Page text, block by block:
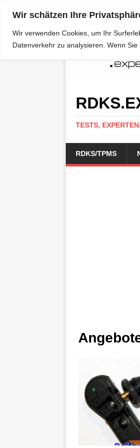
Wir schätzen Ihre
Wir verwenden Cookies, um Ihr
Datenverkehr zu analysieren. Wenn
TESTS,
RDKS/TPMS